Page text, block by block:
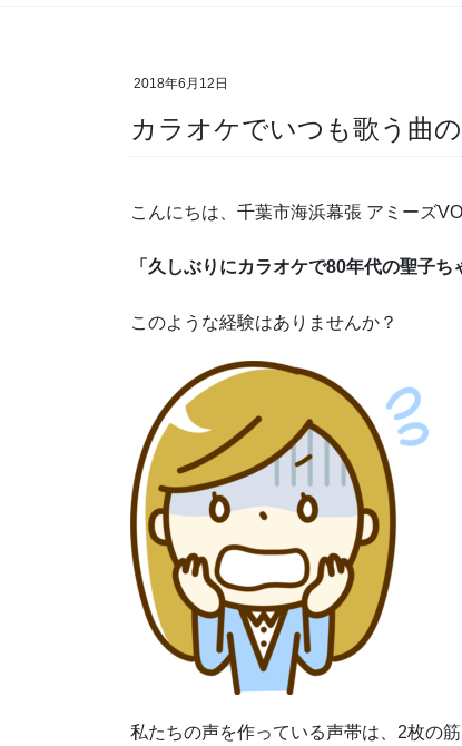
2018年6月12日
カラオケでいつも歌う
こんにちは、千葉市海浜幕張 アミーズ
「久しぶりにカラオケで80年代の聖子
このような経験はありませんか？
私たちの声を作っている声帯は、2枚の筋